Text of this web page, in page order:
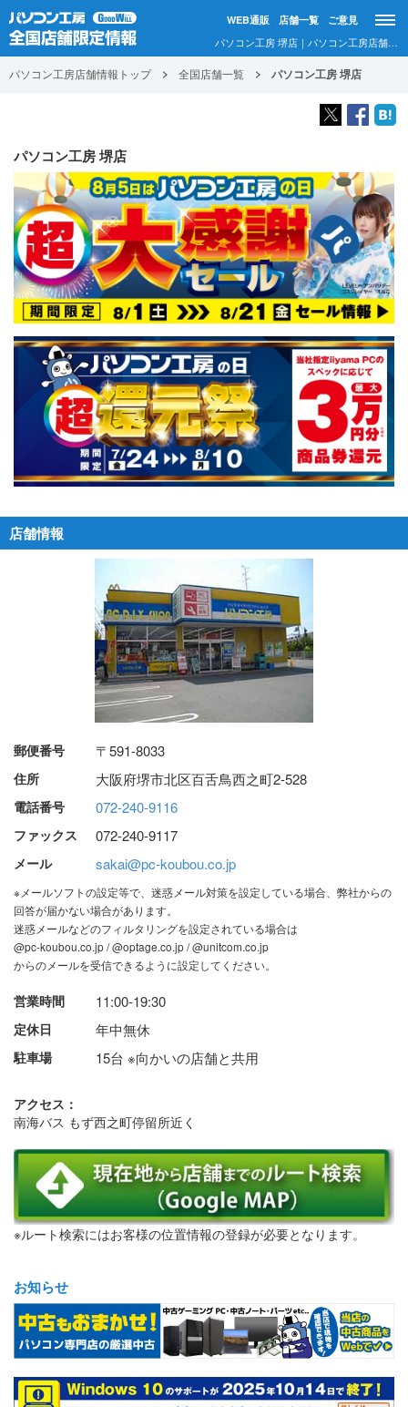
パソコン工房 堺店｜パソコン工房店舗情報
WEB通販 店舗一覧 ご意見
パソコン工房店舗情報トップ 全国店舗一覧 パソコン工房 堺店
パソコン工房 堺店
店舗情報
郵便番号 〒591-8033
住所 大阪府堺市北区百舌鳥西之町2-528
電話番号 072-240-9116
ファックス 072-240-9117
メール sakai@pc-koubou.co.jp
※メールソフトの設定等で、迷惑メール対策を設定している場合、弊社からの
回答が届かない場合があります。
迷惑メールなどのフィルタリングを設定されている場合は
@pc-koubou.co.jp / @optage.co.jp / @unitcom.co.jp
からのメールを受信できるように設定してください。
営業時間 11:00-19:30
定休日 年中無休
駐車場 15台 ※向かいの店舗と共用
アクセス：
南海バス もず西之町停留所近く
※ルート検索にはお客様の位置情報の登録が必要となります。
お知らせ